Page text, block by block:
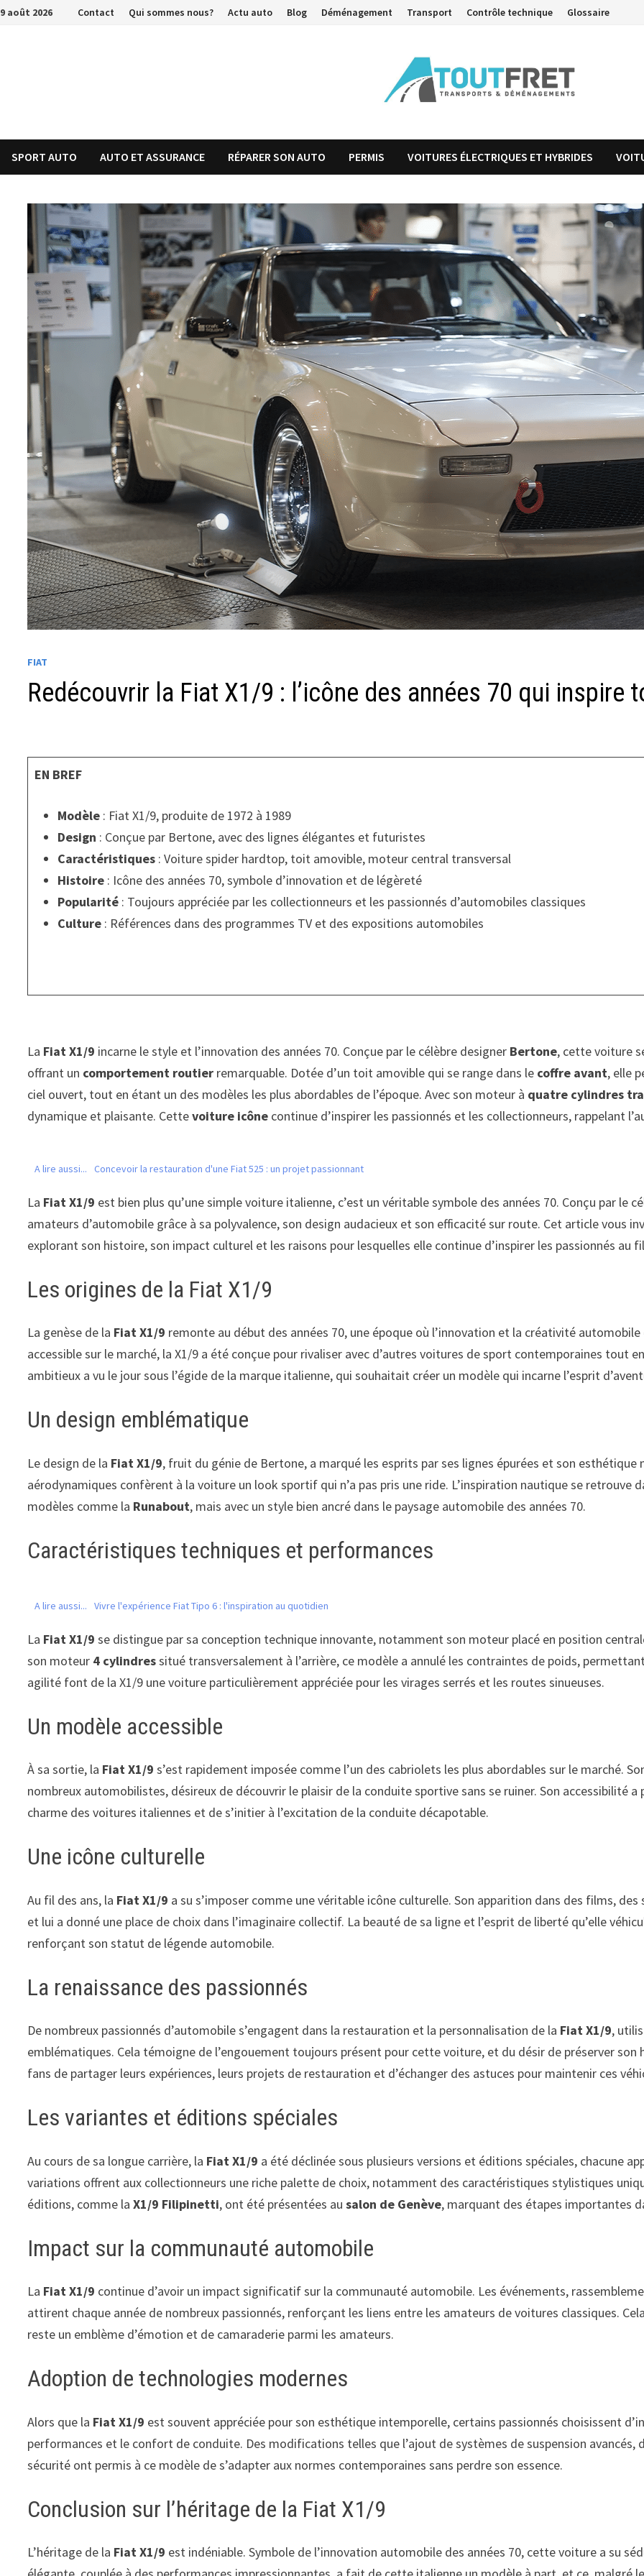
Passer
9 août 2026 Contact Qui sommes nous? Actu auto Blog Déménagement Transport Contrôle technique Glossaire
SPORT AUTO AUTO ET ASSURANCE RÉPARER SON AUTO PERMIS VOITURES ÉLECTRIQUES ET HYBRIDES
FIAT
Redécouvrir la Fiat X1/9 : l’icône des années 70 qui inspire
EN BREF
Modèle : Fiat X1/9, produite de 1972 à 1989
Design : Conçue par Bertone, avec des lignes élégantes et futuristes
Caractéristiques : Voiture spider hardtop, toit amovible, moteur central transversal
Histoire : Icône des années 70, symbole d’innovation et de légèreté
Popularité : Toujours appréciée par les collectionneurs et les passionnés d’automobiles classiques
Culture : Références dans des programmes TV et des expositions automobiles
La Fiat X1/9 incarne le style et l’innovation des années 70. Conçue par le célèbre designer Bertone, cette voiture
offrant un comportement routier remarquable. Dotée d’un toit amovible qui se range dans le coffre avant, elle
ciel ouvert, tout en étant un des modèles les plus abordables de l’époque. Avec son moteur à quatre cylindres
dynamique et plaisante. Cettevoiture icône continue d’inspirer les passionnés et les collectionneurs, rappelant
A lire aussi... Concevoir la restauration d'une Fiat 525 : un projet passionnant
La Fiat X1/9 est bien plus qu’une simple voiture italienne, c’est un véritable symbole des années 70. Conçu par le
amateurs d’automobile grâce à sa polyvalence, son design audacieux et son efficacité sur route. Cet article vous
explorant son histoire, son impact culturel et les raisons pour lesquelles elle continue d’inspirer les passionnés au
Les origines de la Fiat X1/9
La genèse de la Fiat X1/9 remonte au début des années 70, une époque où l’innovation et la créativité
accessible sur le marché, la X1/9 a été conçue pour rivaliser avec d’autres voitures de sport contemporaines
ambitieux a vu le jour sous l’égide de la marque italienne, qui souhaitait créer un modèle qui incarne l’esprit
Un design emblématique
Le design de la Fiat X1/9, fruit du génie de Bertone, a marqué les esprits par ses lignes épurées et son
aérodynamiques confèrent à la voiture un look sportif qui n’a pas pris une ride. L’inspiration nautique se retrouve
modèles comme la Runabout, mais avec un style bien ancré dans le paysage automobile des années 70.
Caractéristiques techniques et performances
A lire aussi... Vivre l'expérience Fiat Tipo 6 : l'inspiration au quotidien
La Fiat X1/9 se distingue par sa conception technique innovante, notamment son moteur placé en position
son moteur 4 cylindressitué transversalement à l’arrière, ce modèle a annulé les contraintes de poids,
agilité font de la X1/9 une voiture particulièrement appréciée pour les virages serrés et les routes sinueuses.
Un modèle accessible
À sa sortie, la Fiat X1/9 s’est rapidement imposée comme l’un des cabriolets les plus abordables sur le marché.
nombreux automobilistes, désireux de découvrir le plaisir de la conduite sportive sans se ruiner. Son accessibilité
charme des voitures italiennes et de s’initier à l’excitation de la conduite décapotable.
Une icône culturelle
Au fil des ans, la Fiat X1/9 a su s’imposer comme une véritable icône culturelle. Son apparition dans des films,
et lui a donné une place de choix dans l’imaginaire collectif. La beauté de sa ligne et l’esprit de liberté qu’elle
renforçant son statut de légende automobile.
La renaissance des passionnés
De nombreux passionnés d’automobile s’engagent dans la restauration et la personnalisation de la Fiat X1/9,
emblématiques. Cela témoigne de l’engouement toujours présent pour cette voiture, et du désir de préserver
fans de partager leurs expériences, leurs projets de restauration et d’échanger des astuces pour maintenir ces
Les variantes et éditions spéciales
Au cours de sa longue carrière, la Fiat X1/9 a été déclinée sous plusieurs versions et éditions spéciales, chacune
variations offrent aux collectionneurs une riche palette de choix, notamment des caractéristiques stylistiques
éditions, comme laX1/9 Filipinetti, ont été présentées ausalon de Genève, marquant des étapes importantes
Impact sur la communauté automobile
La Fiat X1/9 continue d’avoir un impact significatif sur la communauté automobile. Les événements,
attirent chaque année de nombreux passionnés, renforçant les liens entre les amateurs de voitures classiques.
reste un emblème d’émotion et de camaraderie parmi les amateurs.
Adoption de technologies modernes
Alors que la Fiat X1/9 est souvent appréciée pour son esthétique intemporelle, certains passionnés choisissent
performances et le confort de conduite. Des modifications telles que l’ajout de systèmes de suspension
sécurité ont permis à ce modèle de s’adapter aux normes contemporaines sans perdre son essence.
Conclusion sur l’héritage de la Fiat X1/9
L’héritage de la Fiat X1/9 est indéniable. Symbole de l’innovation automobile des années 70, cette voiture a su